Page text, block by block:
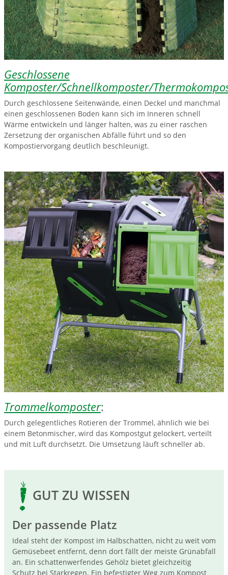
Geschlossene
Komposter/Schnellkomposter/
Durch geschlossene Seitenwände, einen Deckel und manchmal
einen geschlossenen Boden kann sich im Inneren schnell
Wärme entwickeln und länger halten, was zu einer raschen
Zersetzung der organischen Abfälle führt und so den
Kompostiervorgang deutlich beschleunigt.
Trommelkomposter:
Durch gelegentliches Rotieren der Trommel, ähnlich wie bei
einem Betonmischer, wird das Kompostgut gelockert, verteilt
und mit Luft durchsetzt. Die Umsetzung läuft schneller ab.
GUT ZU WISSEN
Der passende Platz
Ideal steht der Kompost im Halbschatten, nicht zu weit vom
Gemüsebeet entfernt, denn dort fällt der meiste Grünabfall
an. Ein schattenwerfendes Gehölz bietet gleichzeitig
Schutz bei Starkregen. Ein befestigter Weg zum Kompost